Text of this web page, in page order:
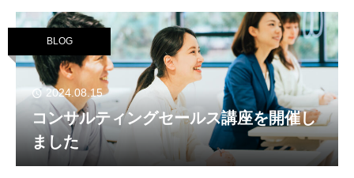
期間に、ぎゅぎゅっと詰め込みすぎたのでは！？
BLOG
2024.08.15
コンサルティングセールス講座を開催し
ました